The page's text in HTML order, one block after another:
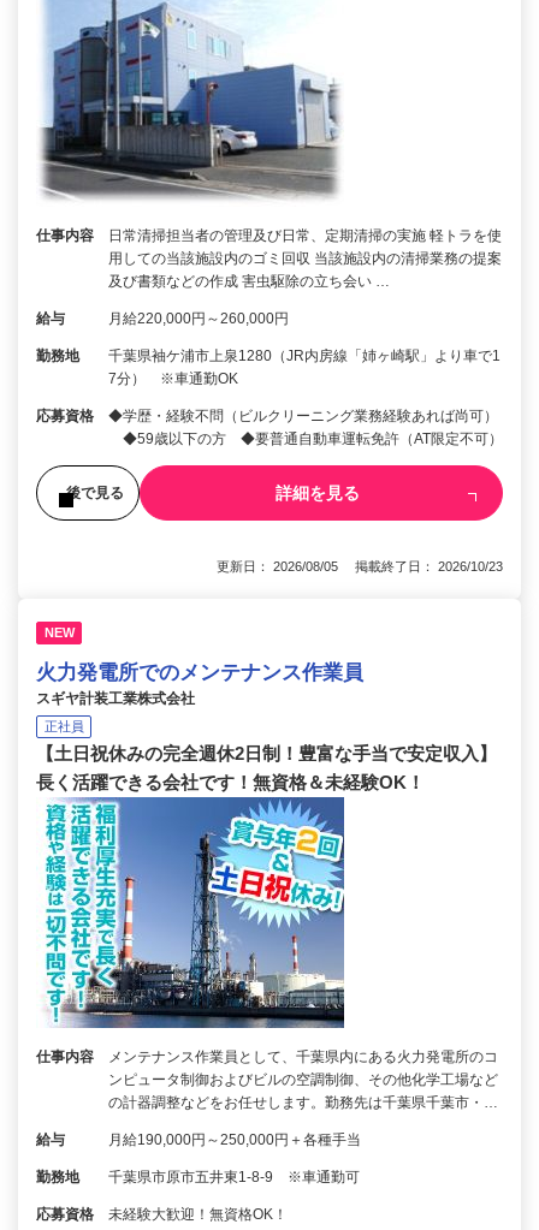
仕事内容
日常清掃担当者の管理及び日常、定期清掃の実施 軽トラを使
用しての当該施設内のゴミ回収 当該施設内の清掃業務の提案
及び書類などの作成 害虫駆除の立ち会い …
給与 月給220,000円～260,000円
勤務地
千葉県袖ケ浦市上泉1280（JR内房線「姉ヶ崎駅」より車で1
7分） ※車通勤OK
応募資格
◆学歴・経験不問（ビルクリーニング業務経験あれば尚可）
◆59歳以下の方 ◆要普通自動車運転免許（AT限定不可）
後で見る 詳細を見る
更新日： 2026/08/05 掲載終了日： 2026/10/23
NEW
火力発電所でのメンテナンス作業員
スギヤ計装工業株式会社
正社員
【土日祝休みの完全週休2日制！豊富な手当で安定収入】
長く活躍できる会社です！無資格＆未経験OK！
仕事内容
メンテナンス作業員として、千葉県内にある火力発電所のコ
ンピュータ制御およびビルの空調制御、その他化学工場など
の計器調整などをお任せします。勤務先は千葉県千葉市・…
給与 月給190,000円～250,000円＋各種手当
勤務地 千葉県市原市五井東1-8-9 ※車通勤可
応募資格 未経験大歓迎！無資格OK！